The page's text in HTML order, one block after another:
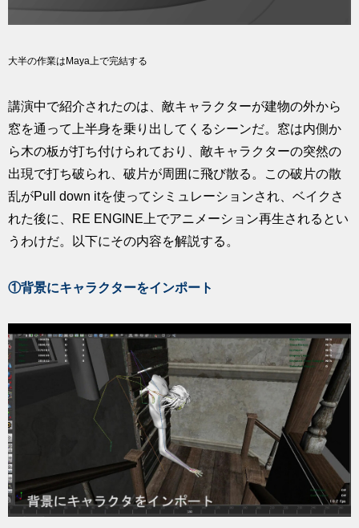
大半の作業はMaya上で完結する
講演中で紹介されたのは、敵キャラクターが建物の外から
窓を通って上半身を乗り出してくるシーンだ。窓は内側か
ら木の板が打ち付けられており、敵キャラクターの突然の
出現で打ち破られ、破片が周囲に飛び散る。この破片の散
乱がPull down itを使ってシミュレーションされ、ベイクさ
れた後に、RE ENGINE上でアニメーション再生されるとい
うわけだ。以下にその内容を解説する。
①背景にキャラクターをインポート